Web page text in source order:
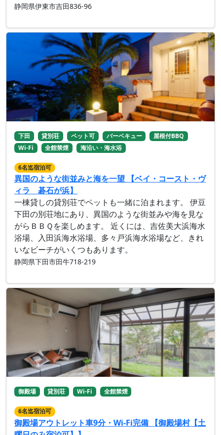
静岡県伊東市吉田836-96
下田 貸別荘 ペット可 バーベキュー
屋根付BBQ
Wi-Fi
全館禁煙 海沿い・海水浴
6名迄宿泊可
異国のような街並みと海を一望 【ベイ・コースト・ヴ
ィラ 碁石が浜】
一棟貸しの貸別荘でペットも一緒に泊まれます。 伊豆
下田の別荘地にあり、異国のような街並みや海を見な
がらＢＢＱを楽しめます。 近くには、吉佐美大浜海水
浴場、入田浜海水浴場、多々戸浜海水浴場など、きれ
いなビーチがいくつもあります。
静岡県下田市田牛718-219
御殿場 貸別荘 Wi-Fi 全館禁煙
6名迄宿泊可
御殿場アウトレット車9分・Wi-Fi完備 【御殿場村【土